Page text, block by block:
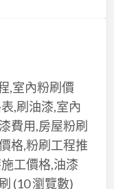
,室內粉刷價
,刷油漆,室內
費用,房屋粉刷
格,粉刷工程推
工價格,油漆
(10 瀏覽數)